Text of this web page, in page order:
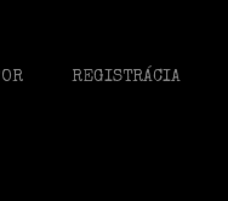
REGISTRÁCIA